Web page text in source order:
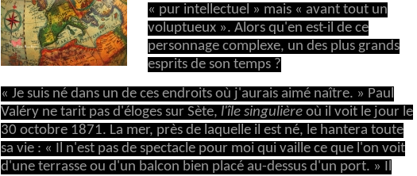
« pur intellectuel » mais « avant tout un
voluptueux ». Alors qu'en est-il de ce
personnage complexe, un des plus grands
esprits de son temps ?
« Je suis né dans un de ces endroits où j'aurais aimé naître. » Paul
Valéry ne tarit pas d'éloges sur Sète, l'île singulière où il voit le jour le
30 octobre 1871. La mer, près de laquelle il est né, le hantera toute
sa vie : « Il n'est pas de spectacle pour moi qui vaille ce que l'on voit
d'une terrasse ou d'un balcon bien placé au-dessus d'un port. » Il